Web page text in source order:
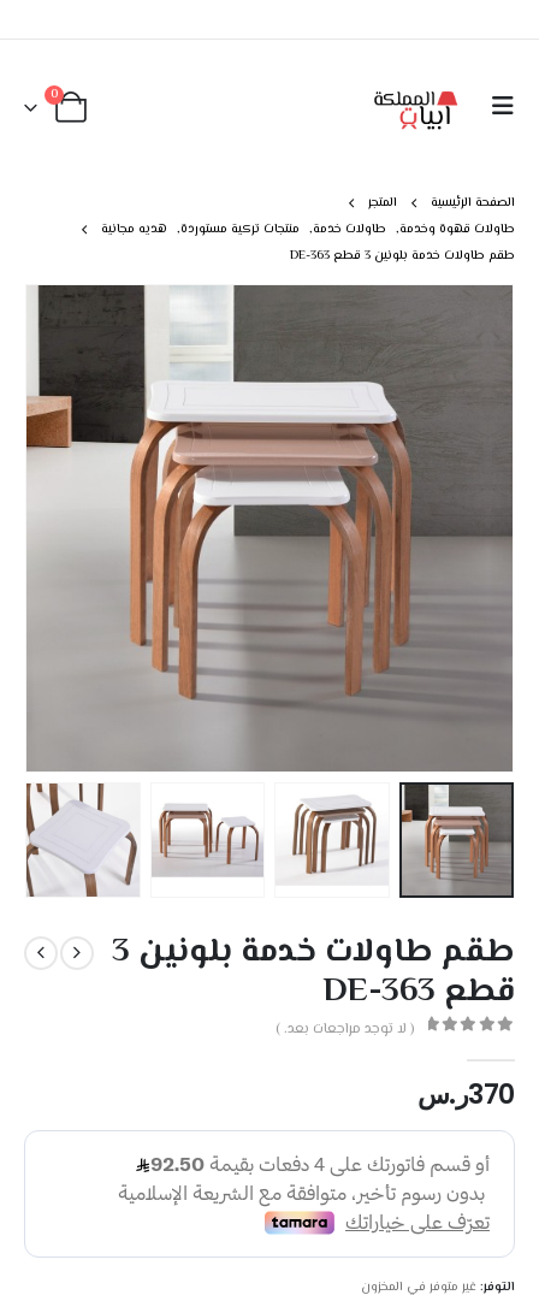
0
الصفحة الرئيسية
المتجر
طاولات قهوة وخدمة, طاولات خدمة, منتجات تركية مستوردة, هديه مجانية
طقم طاولات خدمة بلونين 3 قطع DE-363
طقم طاولات خدمة بلونين 3
قطع DE-363
( لا توجد مراجعات بعد. )
370ر.س
التوفر: غير متوفر في المخزون